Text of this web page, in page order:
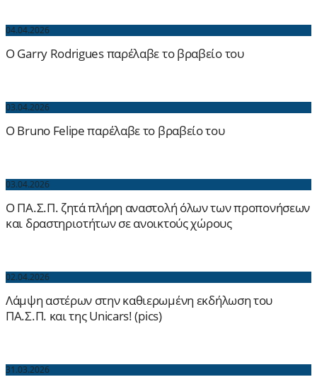
04.04.2026
O Garry Rodrigues παρέλαβε το βραβείο του
03.04.2026
O Bruno Felipe παρέλαβε το βραβείο του
03.04.2026
Ο ΠΑ.Σ.Π. ζητά πλήρη αναστολή όλων των προπονήσεων
και δραστηριοτήτων σε ανοικτούς χώρους
02.04.2026
Λάμψη αστέρων στην καθιερωμένη εκδήλωση του
ΠΑ.Σ.Π. και της Unicars! (pics)
31.03.2026